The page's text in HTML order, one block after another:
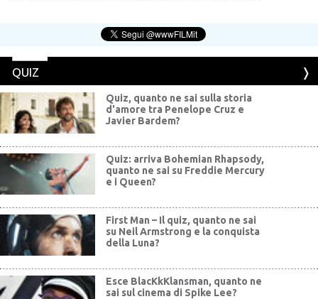
QUIZ
Quiz, quanto ne sai sulla storia
d'amore tra Penelope Cruz e
Javier Bardem?
Quiz: arriva Bohemian Rhapsody,
quanto ne sai su Freddie Mercury
e i Queen?
First Man – Il quiz, quanto ne sai
su Neil Armstrong e la conquista
della Luna?
Esce BlacKkKlansman, quanto ne
sai sul cinema di Spike Lee?